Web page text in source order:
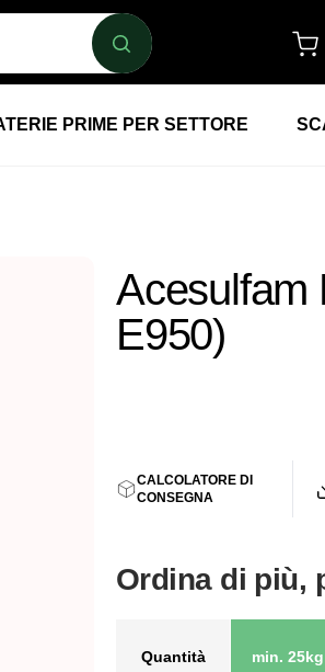
PRIME PER SETTORE
Acesulfam
E950)
CALCOLATORE DI
CONSEGNA
Ordina di più,
Quantità min. 25kg